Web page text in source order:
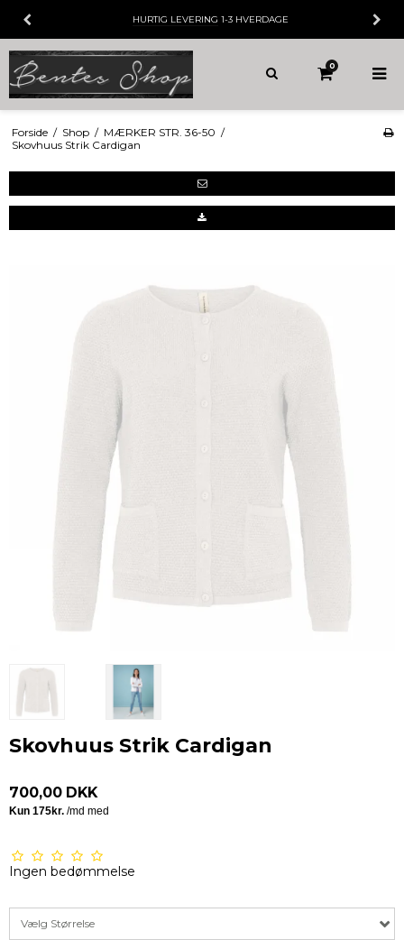
1-3 HVERDAGE
0
Forside / Shop / MÆRKER STR. 36-50 /
Skovhuus Strik Cardigan
Skovhuus Strik Cardigan
700,00 DKK
Ingen bedømmelse
Vælg Størrelse